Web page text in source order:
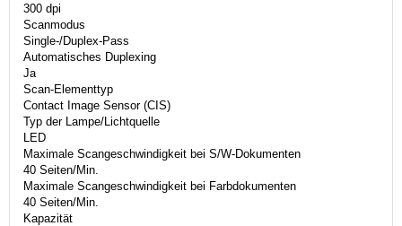
300 dpi
Scanmodus
Single-/Duplex-Pass
Automatisches Duplexing
Ja
Scan-Elementtyp
Contact Image Sensor (CIS)
Typ der Lampe/Lichtquelle
LED
Maximale Scangeschwindigkeit bei S/W-Dokumenten
40 Seiten/Min.
Maximale Scangeschwindigkeit bei Farbdokumenten
40 Seiten/Min.
Kapazität